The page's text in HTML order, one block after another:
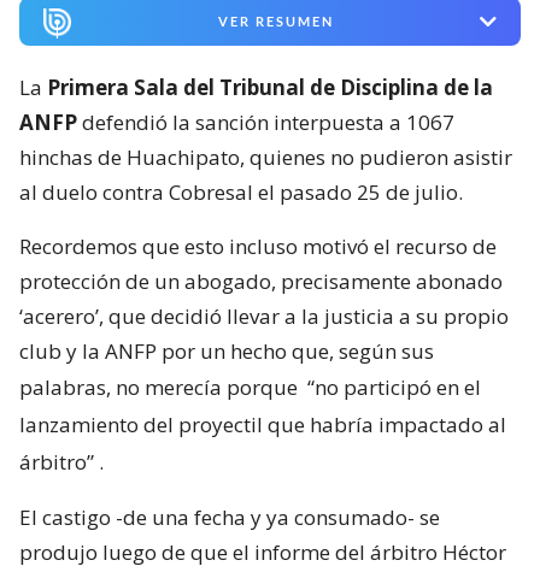
VER RESUMEN
La Primera Sala del Tribunal de Disciplina de la
ANFPdefendió la sanción interpuesta a 1067
hinchas de Huachipato, quienes no pudieron asistir
al duelo contra Cobresal el pasado 25 de julio.
Recordemos que esto incluso motivó el recurso de
protección de un abogado, precisamente abonado
‘acerero’, que decidió llevar a la justicia a su propio
club y la ANFP por un hecho que, según sus
palabras, no merecía porque “no participó en el
lanzamiento del proyectil que habría impactado al
árbitro” .
El castigo -de una fecha y ya consumado- se
produjo luego de que el informe del árbitro Héctor